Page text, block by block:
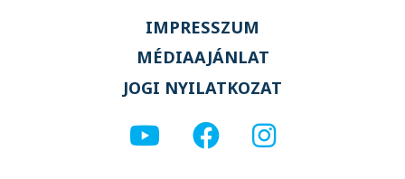
IMPRESSZUM
MÉDIAAJÁNLAT
JOGI NYILATKOZAT